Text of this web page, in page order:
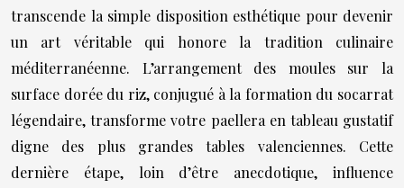
transcende la simple disposition esthétique pour devenir
un art véritable qui honore la tradition culinaire
méditerranéenne. L’arrangement des moules sur la
surface dorée du riz, conjugué à la formation du socarrat
légendaire, transforme votre paellera en tableau gustatif
digne des plus grandes tables valenciennes. Cette
dernière étape, loin d’être anecdotique, influence